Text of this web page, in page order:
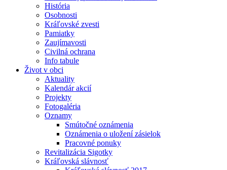
História
Osobnosti
Kráľovské zvesti
Pamiatky
Zaujímavosti
Civilná ochrana
Info tabule
Život v obci
Aktuality
Kalendár akcií
Projekty
Fotogaléria
Oznamy
Smútočné oznámenia
Oznámenia o uložení zásielok
Pracovné ponuky
Revitalizácia Sigotky
Kráľovská slávnosť